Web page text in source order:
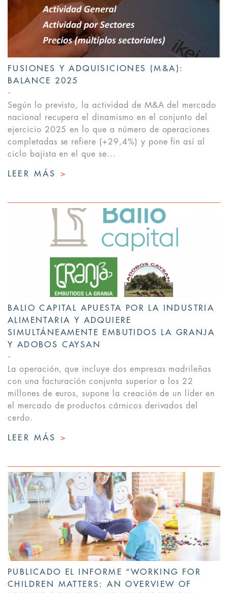
FUSIONES Y ADQUISICIONES (M&A):
BALANCE 2025
Según lo previsto, la actividad de M&A del mercado
nacional recupera el dinamismo en el conjunto del
ejercicio 2025 en lo que a número de operaciones
completadas se refiere (+29,4%) y pone fin así al
ciclo bajista en el que se...
LEER MÁS >
BALIO CAPITAL APUESTA POR LA INDUSTRIA
ALIMENTARIA Y ADQUIERE
SIMULTÁNEAMENTE EMBUTIDOS LA GRANJA
Y ADOBOS CAYSAN
La operación, que incluye dos empresas madrileñas
con una facturación conjunta superior a los 22
millones de euros, supone la creación de un líder en
el mercado de productos cárnicos derivados del
cerdo.
LEER MÁS >
PUBLICADO EL INFORME “WORKING FOR
CHILDREN MATTERS: AN OVERVIEW OF